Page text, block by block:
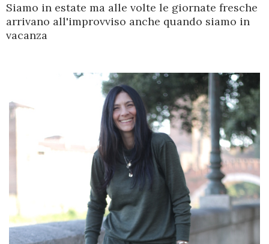
Siamo in estate ma alle volte le giornate fresche
arrivano all'improvviso anche quando siamo in
vacanza